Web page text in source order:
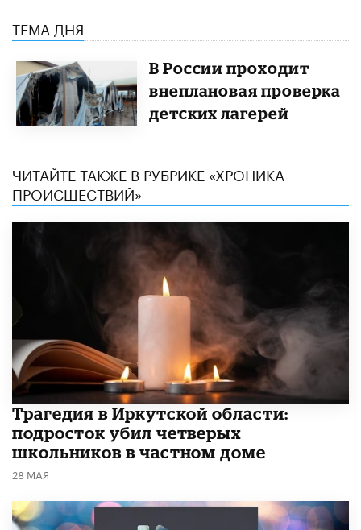
ТЕМА ДНЯ
В России проходит
внеплановая проверка
детских лагерей
ЧИТАЙТЕ ТАКЖЕ В РУБРИКЕ «ХРОНИКА
ПРОИСШЕСТВИЙ»
Трагедия в Иркутской области:
подросток убил четверых
школьников в частном доме
28 МАЯ